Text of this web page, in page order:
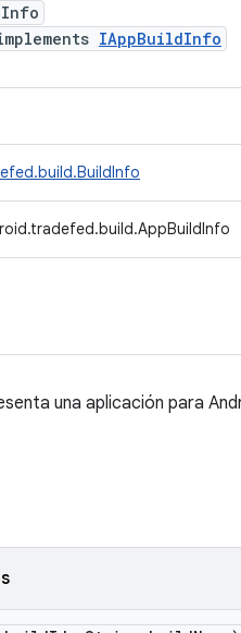
IAppBuildInfo
una aplicación para